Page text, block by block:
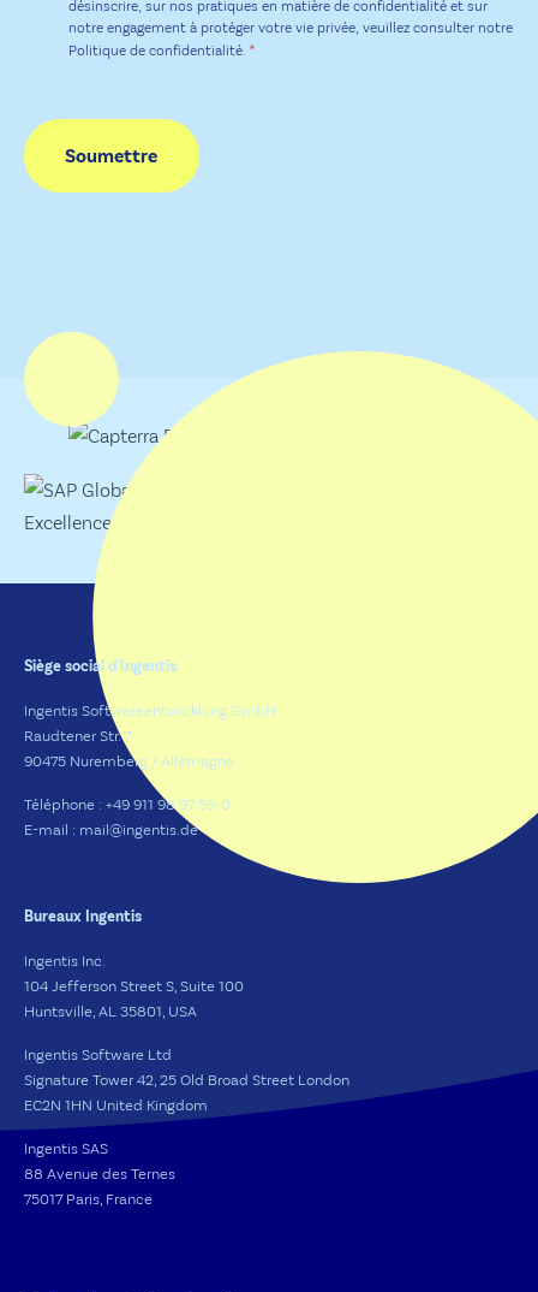
désinscrire, sur nos pratiques en matière de confidentialité et sur
notre engagement à protéger votre vie privée, veuillez consulter notre
Politique de confidentialité. *
Siège social d'Ingentis
Ingentis Softwareentwicklung GmbH
Raudtener Str. 7
90475 Nuremberg / Allemagne
Téléphone : +49 911 98 97 59-0
E-mail : mail@ingentis.de
Bureaux Ingentis
Ingentis Inc.
104 Jefferson Street S, Suite 100
Huntsville, AL 35801, USA
Ingentis Software Ltd
Signature Tower 42, 25 Old Broad Street London
EC2N 1HN United Kingdom
Ingentis SAS
88 Avenue des Ternes
75017 Paris, France